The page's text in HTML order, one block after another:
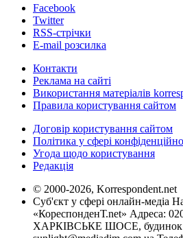
Facebook
Twitter
RSS-стрічки
E-mail розсилка
Контакти
Реклама на сайті
Використання матеріалів
Правила користування сайтом
Договір користування сайтом
Політика у сфері
Угода щодо користування
Редакція
© 2000-2026, Korrespondent.net
Суб'єкт у сфері онлайн-медіа
«КореспонденТ.net» Адреса:
ХАРКІВСЬКЕ ШОСЕ, будинок